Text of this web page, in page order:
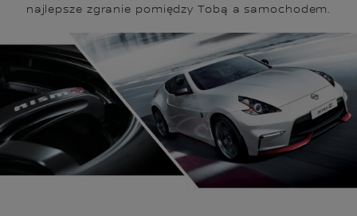
najlepsze zgranie pomiędzy Tobą a samochodem.